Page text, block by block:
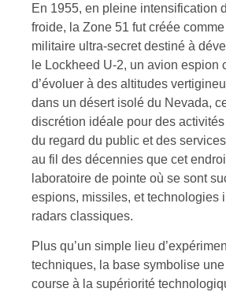
En 1955, en pleine intensification
froide, la Zone 51 fut créée comme
militaire ultra-secret destiné à
le Lockheed U-2, un avion espion
d’évoluer à des altitudes
dans un désert isolé du Nevada,
discrétion idéale pour des
du regard du public et des
au fil des décennies que cet
laboratoire de pointe où se sont
espions, missiles, et technologies
radars classiques.
Plus qu’un simple lieu
techniques, la base symbolise
course à la supériorité